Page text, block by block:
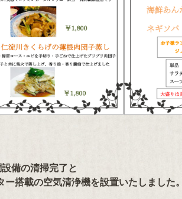
備の清掃完了と
ー搭載の空気清浄機を設置いたしました。